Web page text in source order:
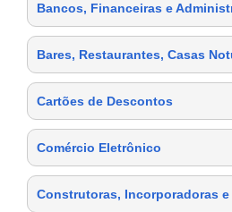
Bancos, Financeiras e
Bares, Restaurantes, Casas
Cartões de Descontos
Comércio Eletrônico
Construtoras, Incorporadoras